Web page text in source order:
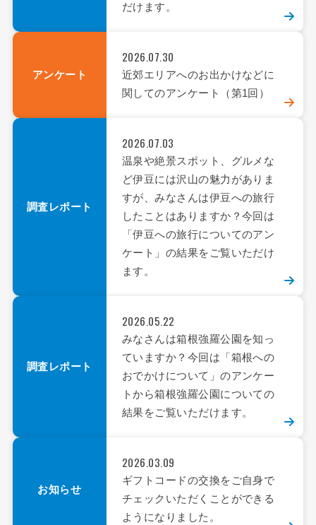
だけます。
アンケート
2026.07.30
近郊エリアへのお出かけなどに
関してのアンケート（第1回）
調査レポート
2026.07.03
温泉や絶景スポット、グルメな
ど伊豆には沢山の魅力がありま
すが、みなさんは伊豆への旅行
したことはありますか？今回は
「伊豆への旅行についてのアン
ケート」の結果をご覧いただけ
ます。
調査レポート
2026.05.22
みなさんは箱根強羅公園を知っ
ていますか？今回は「箱根への
おでかけについて」のアンケー
トから箱根強羅公園についての
結果をご覧いただけます。
お知らせ
2026.03.09
ギフトコードの交換をご自身で
チェックいただくことができる
ようになりました。